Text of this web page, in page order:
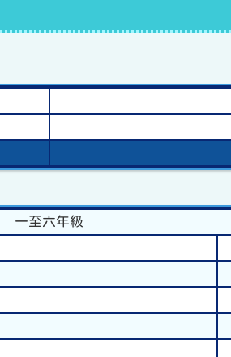
一至六年級